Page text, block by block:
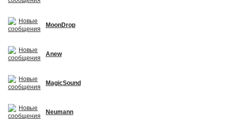
MoonDrop
Anew
MagicSound
Neumann